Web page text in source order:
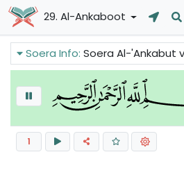
29. Al-Ankaboot
Soera Info:Soera Al-'Ankabut van de Edele Koran herinnert de gelovigen eraan om sterk te zijn in hun geloof en niet op te geven vanwege familiedruk. We kunnen
1